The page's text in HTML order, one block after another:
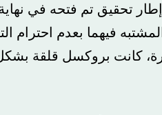
تم فتحه في نهاية
فيهما بعدم احترام
كانت بروكسل قلقة بشكل